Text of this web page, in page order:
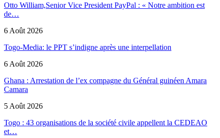
Otto William,Senior Vice President PayPal : « Notre ambition est
de…
6 Août 2026
Togo-Media: le PPT s’indigne après une interpellation
6 Août 2026
Ghana : Arrestation de l’ex compagne du Général guinéen Amara
Camara
5 Août 2026
Togo : 43 organisations de la société civile appellent la CEDEAO
et…